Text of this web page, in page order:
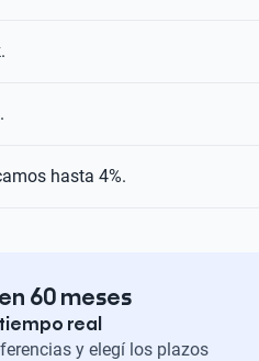
hasta 4%.
60 meses
real
y elegí los plazos